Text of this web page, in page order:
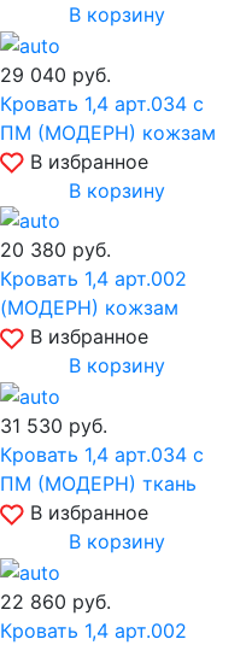
В корзину
29 040 руб.
Кровать 1,4 арт.034 с
ПМ (МОДЕРН) кожзам
В избранное
В корзину
20 380 руб.
Кровать 1,4 арт.002
(МОДЕРН) кожзам
В избранное
В корзину
31 530 руб.
Кровать 1,4 арт.034 с
ПМ (МОДЕРН) ткань
В избранное
В корзину
22 860 руб.
Кровать 1,4 арт.002